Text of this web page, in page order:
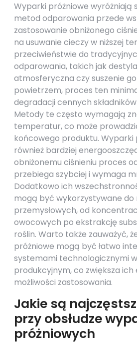
Wyparki próżniowe wyróżniają
metod odparowania przede
zastosowanie obniżonego
na usuwanie cieczy w niższej
przeciwieństwie do
odparowania, takich jak
atmosferyczna czy suszenie
powietrzem, proces ten
degradacji cennych
Metody te często wymagają
temperatur, co może
końcowego produktu. Wyparki
również bardziej
obniżonemu ciśnieniu proces
przebiega szybciej i wymaga
Dodatkowo ich
mogą być wykorzystywane do
przemysłowych, od
owocowych po ekstrakcję
roślin. Warto także zauważyć,
próżniowe mogą być łatwo
systemami technologicznymi w
produkcyjnym, co zwiększa ich
możliwości zastosowania.
Jakie są
przy obsłudze
próżniowych